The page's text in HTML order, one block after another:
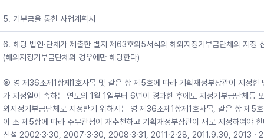
5. 기부금을 통한 사업계획서
6. 해당 법인·단체가 제출한 별지 제63호의5서식의 해외지정기부금단체의 지정
(해외지정기부금단체의 경우에만 해당한다)
⑥ 영 제36조제1항제1호사목 및 같은 항 제5호에 따라 기획재정부장관이 지정한
가 지정일이 속하는 연도의 1월 1일부터 6년이 경과한 후에도 지정기부금단체등
외지정기부금단체로 지정받기 위해서는 영 제36조제1항제1호사목, 같은 항 제5
이 조 제5항에 따라 주무관청이 재추천하고 기획재정부장관이 새로 지정하여야
신설 2002·3·30, 2007·3·30, 2008·3·31, 2011·2·28, 2011.9.30, 2013ㆍ